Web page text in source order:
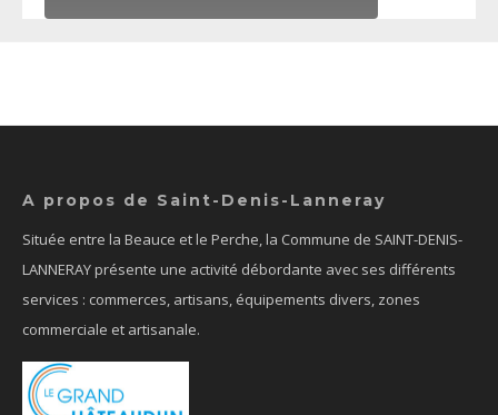
A propos de Saint-Denis-Lanneray
Située entre la Beauce et le Perche, la Commune de SAINT-DENIS-
LANNERAY présente une activité débordante avec ses différents
services : commerces, artisans, équipements divers, zones
commerciale et artisanale.